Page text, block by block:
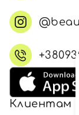
Клиентам